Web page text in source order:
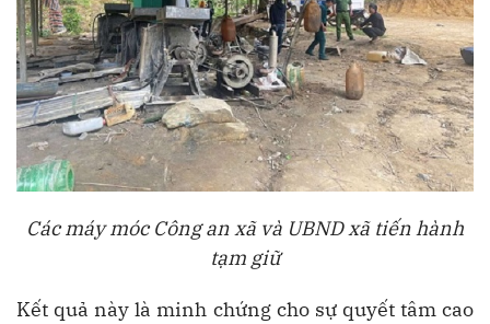
Các máy móc Công an xã và UBND xã tiến hành
tạm giữ
Kết quả này là minh chứng cho sự quyết tâm cao